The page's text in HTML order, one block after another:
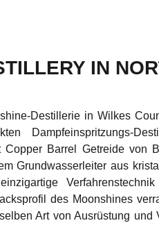
IN
Destillerie in Wilkes
Dampfeinspritzungs-
Copper Barrel Getreide von
Grundwasserleiter aus
des Moonshines
Art von Ausrüstung